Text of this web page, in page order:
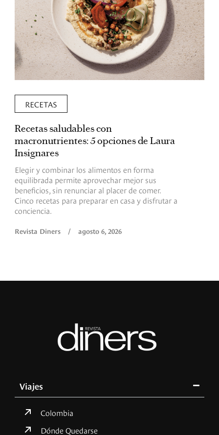
RECETAS
Recetas saludables con
macronutrientes: 5 opciones de Laura
Insignares
Elegir y combinar los alimentos en forma
equilibrada permite aprovechar mejor sus
beneficios, sin renunciar al placer de comer.
Cinco recetas para preparar en casa y disfrutar a
conciencia.
Revista Diners / agosto 6, 2026
Viajes
Colombia
Dónde Quedarse